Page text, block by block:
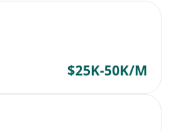
$25K-50K/M